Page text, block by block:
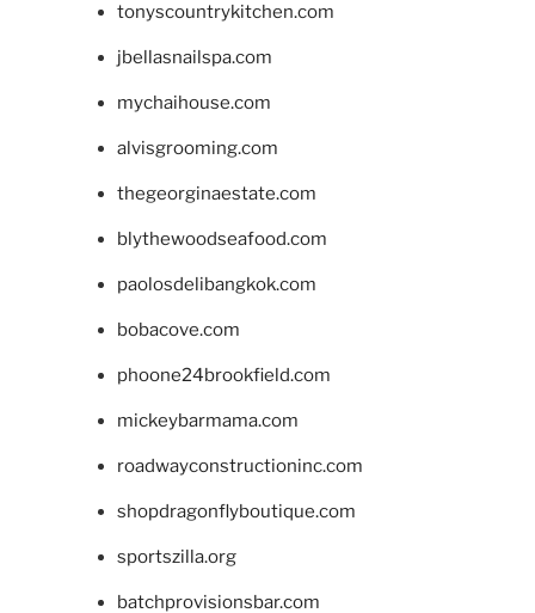
tonyscountrykitchen.com
jbellasnailspa.com
mychaihouse.com
alvisgrooming.com
thegeorginaestate.com
blythewoodseafood.com
paolosdelibangkok.com
bobacove.com
phoone24brookfield.com
mickeybarmama.com
roadwayconstructioninc.com
shopdragonflyboutique.com
sportszilla.org
batchprovisionsbar.com